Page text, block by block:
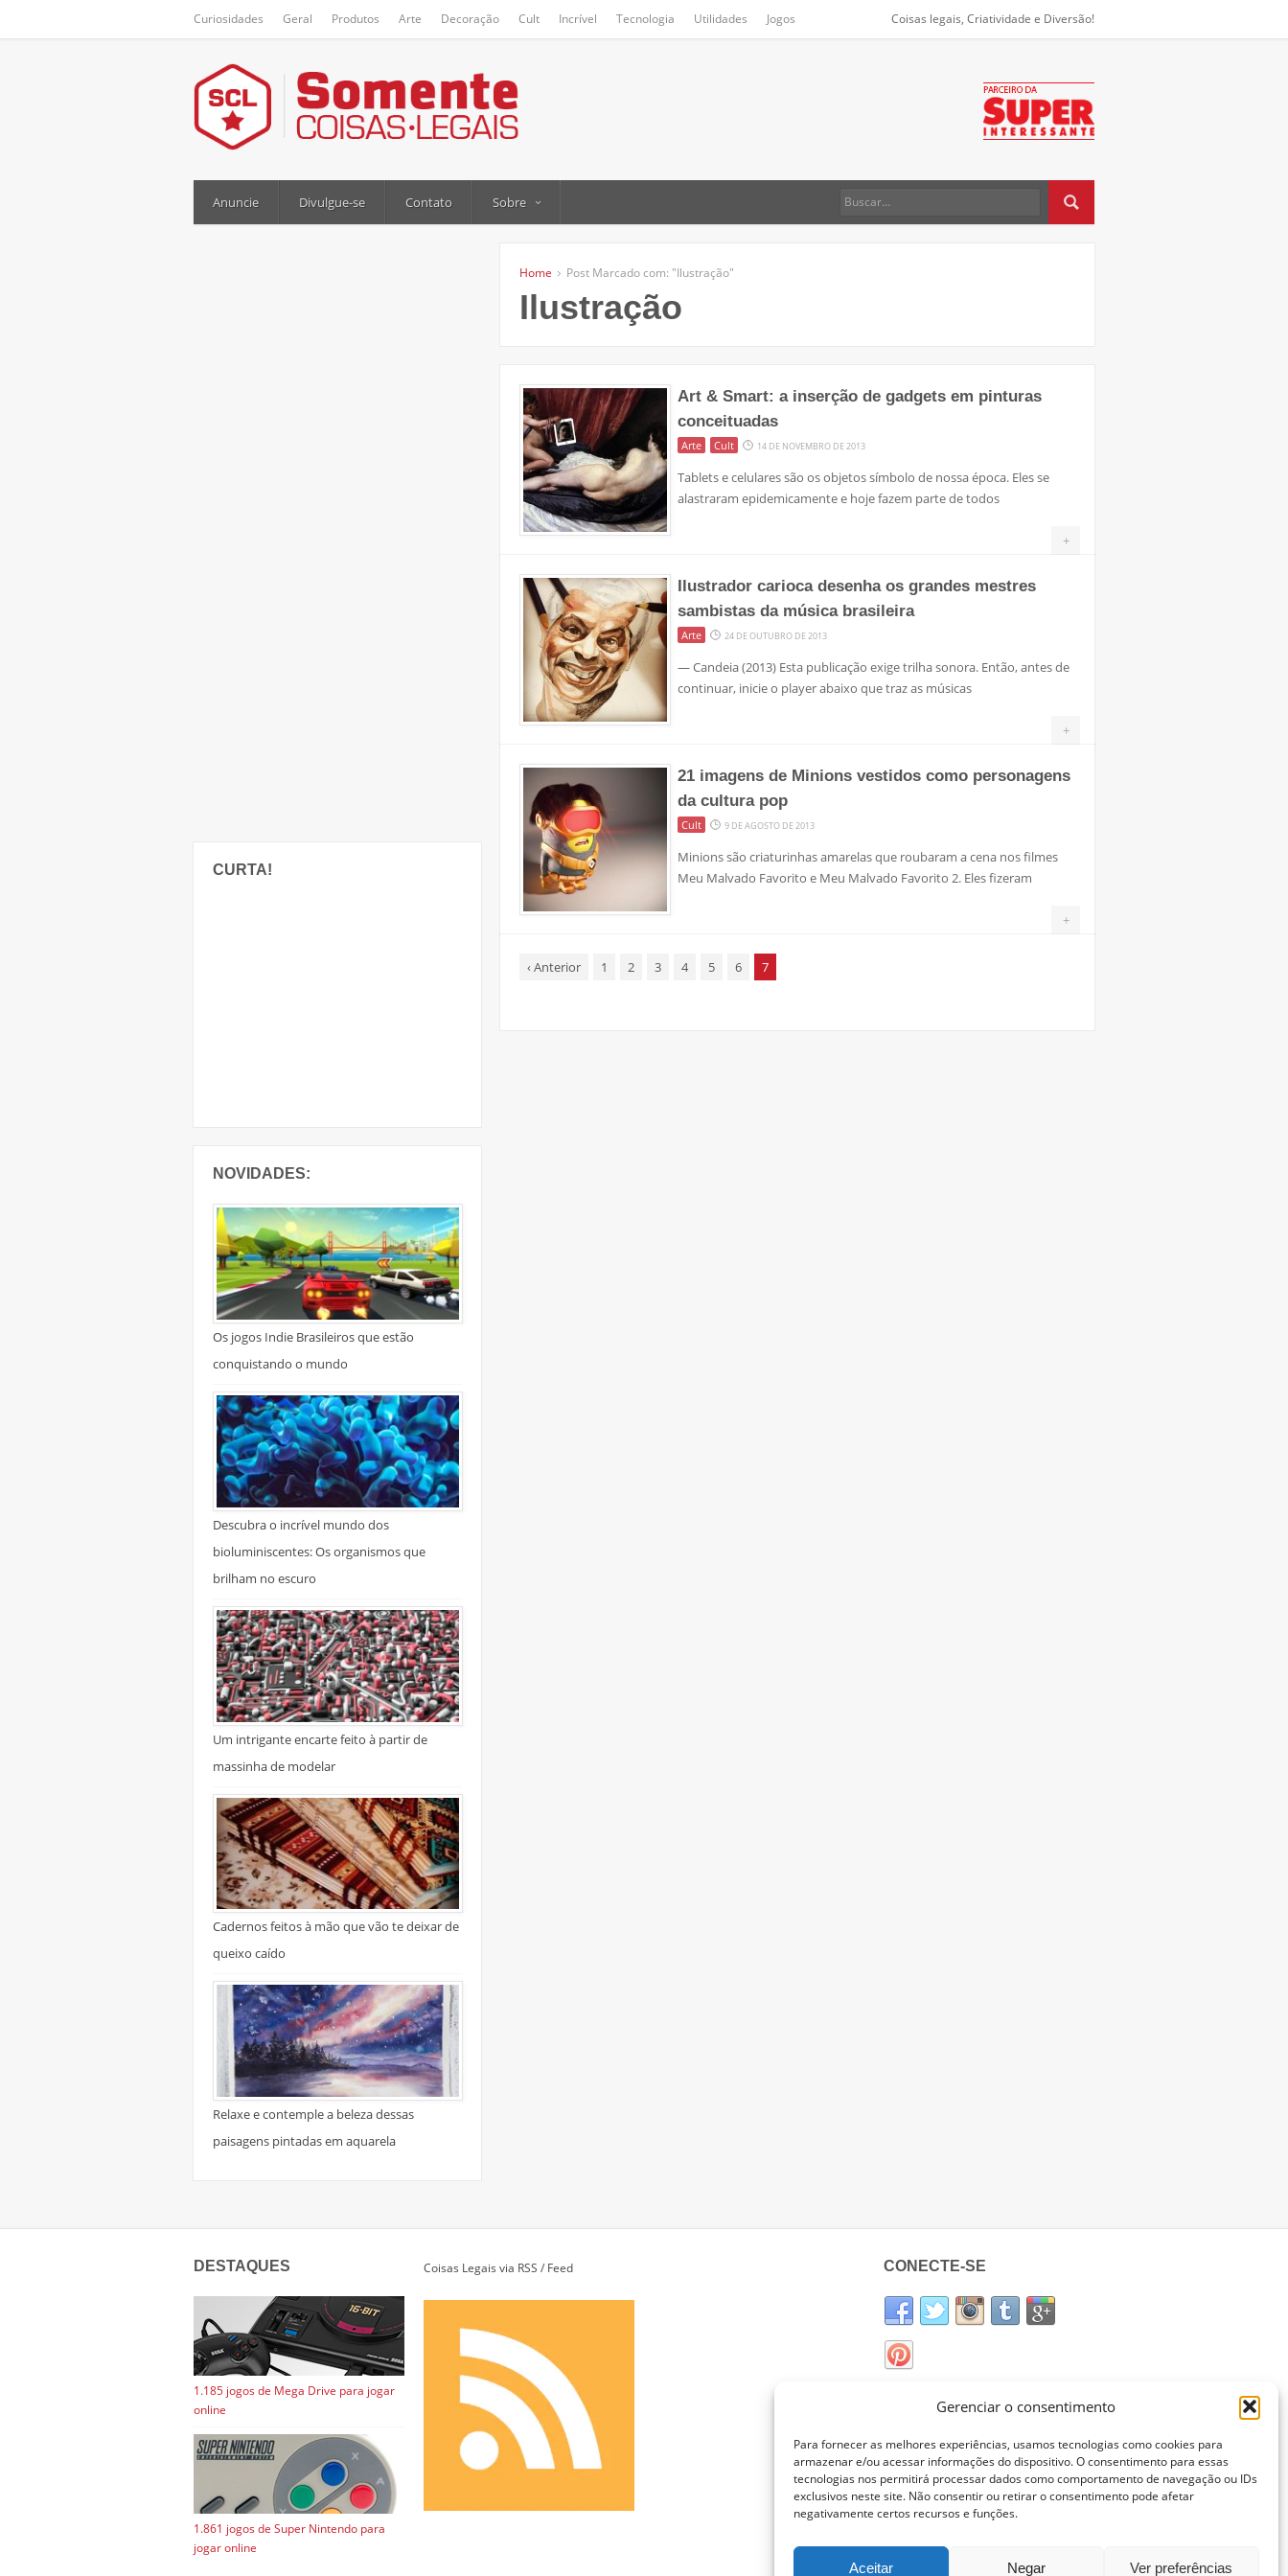
Gerenciar o consentimento
Para fornecer as melhores experiências, usamos tecnologias como cookies para
armazenar e/ou acessar informações do dispositivo. O consentimento para essas
tecnologias nos permitirá processar dados como comportamento de navegação ou IDs
exclusivos neste site. Não consentir ou retirar o consentimento pode afetar
negativamente certos recursos e funções.
Aceitar Negar Ver preferências
Curiosidades Geral Produtos Arte Decoração Cult Incrível Tecnologia Utilidades Jogos Coisas legais, Criatividade e Diversão!
Anuncie Divulgue-se Contato Sobre
CURTA!
NOVIDADES:
Os jogos Indie Brasileiros que estão
conquistando o mundo
Descubra o incrível mundo dos
bioluminiscentes: Os organismos que
brilham no escuro
Um intrigante encarte feito à partir de
massinha de modelar
Cadernos feitos à mão que vão te deixar de
queixo caído
Relaxe e contemple a beleza dessas
paisagens pintadas em aquarela
Home Post Marcado com: "Ilustração"
Ilustração
Art & Smart: a inserção de gadgets em pinturas
conceituadas
Arte Cult 14 DE NOVEMBRO DE 2013
Tablets e celulares são os objetos símbolo de nossa época. Eles se
alastraram epidemicamente e hoje fazem parte de todos
+
Ilustrador carioca desenha os grandes mestres
sambistas da música brasileira
Arte 24 DE OUTUBRO DE 2013
— Candeia (2013) Esta publicação exige trilha sonora. Então, antes de
continuar, inicie o player abaixo que traz as músicas
+
21 imagens de Minions vestidos como personagens
da cultura pop
Cult 9 DE AGOSTO DE 2013
Minions são criaturinhas amarelas que roubaram a cena nos filmes
Meu Malvado Favorito e Meu Malvado Favorito 2. Eles fizeram
+
‹Anterior 1 2 3 4 5 6 7
DESTAQUES
1.185 jogos de Mega Drive para jogar
online
1.861 jogos de Super Nintendo para
jogar online
Coisas Legais via RSS / Feed CONECTE-SE